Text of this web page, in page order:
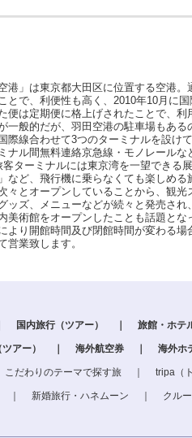
港」は東京都大田区に位置する空港
で、利便性も高く、2010年10月に
は定期便に格上げされたことで、利
一般的だが、羽田空港の駐車場もあ
際線合わせて3つのターミナルを設け
ル間無料連絡京急線・モノレールな
ターミナルには東京湾を一望できる
など、飛行機に乗らなくても楽しめる
とオープンしていることから、観光
ッズ、メニューなどが続々と発売さ
術館をオープンしたことも話題とな
り開館時間及び閉館時間が変わる場
業致します。
国内旅行（ツアー） 旅館・ホテ
アー） 海外航空券 海外ホ
こだわりのテーマで探す旅 tripa（
新婚旅行・ハネムーン クル